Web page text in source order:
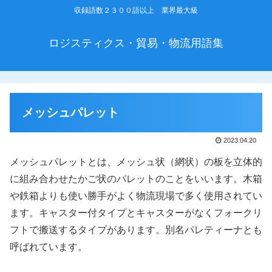
収録語数２３００語以上 業界最大級
ロジスティクス・貿易・物流用語集
メッシュパレット
2023.04.20
メッシュパレットとは、メッシュ状（網状）の板を立体的
に組み合わせたかご状のパレットのことをいいます。木箱
や鉄箱よりも使い勝手がよく物流現場で多く使用されてい
ます。キャスター付タイプとキャスターがなくフォークリ
フトで搬送するタイプがあります。別名パレティーナとも
呼ばれています。